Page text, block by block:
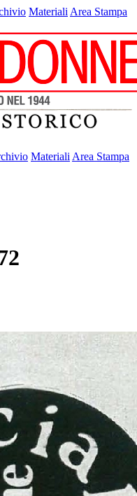
Materiali Area Stampa
Materiali Area Stampa